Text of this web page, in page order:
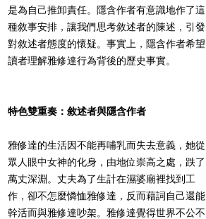
是為自己推卸責任。隱含作者有意識地作了這
種敘事安排，讓我們思考敘述者的陳述，引發
對敘述者態度的懷疑。事實上，隱含作者希望
讀者理解雅修達行為背後的歷史事實。
特色雙重奏：敘述者與隱含作者
雅修達的生活因不能再哺乳而失去意義，她從
眾人眼中女神的化身，由地位崇高之處，跌了
萬丈深淵。丈夫為了生計在濕婆廟裡找到工
作，卻不怎麼憐恤雅修達，反而藉詞自己還能
幹活而與雅修達吵架。雅修達覺得世界不公不